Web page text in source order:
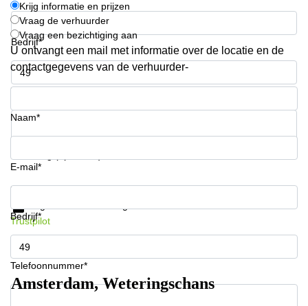
Coworking
Haarlem
Kantoor
Huren
in
Hengelo
Bedrijfsruimte
Huren in
Nijmegen
Bedrijf*
Telefoonnummer*
Krijg informatie en prijzen
Vraag de verhuurder
Vraag een bezichtiging aan
U ontvangt een mail met informatie over de locatie en de
contactgegevens van de verhuurder-
Naam*
E-mail*
Bedrijf*
Telefoonnummer*
Krijg informatie en prijzen
Trustpilot
Amsterdam, Weteringschans